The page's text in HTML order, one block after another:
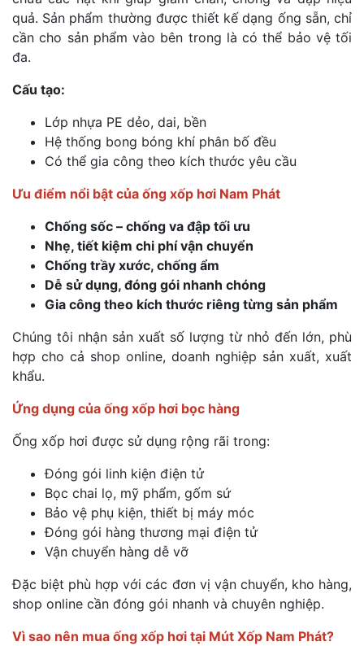
quả. Sản phẩm thường được thiết kế dạng ống sẵn, chỉ
cần cho sản phẩm vào bên trong là có thể bảo vệ tối
đa.
Cấu tạo:
Lớp nhựa PE dẻo, dai, bền
Hệ thống bong bóng khí phân bố đều
Có thể gia công theo kích thước yêu cầu
Ưu điểm nổi bật của ống xốp hơi Nam Phát
Chống sốc – chống va đập tối ưu
Nhẹ, tiết kiệm chi phí vận chuyển
Chống trầy xước, chống ẩm
Dễ sử dụng, đóng gói nhanh chóng
Gia công theo kích thước riêng từng sản phẩm
Chúng tôi nhận sản xuất số lượng từ nhỏ đến lớn, phù
hợp cho cả shop online, doanh nghiệp sản xuất, xuất
khẩu.
Ứng dụng của ống xốp hơi bọc hàng
Ống xốp hơi được sử dụng rộng rãi trong:
Đóng gói linh kiện điện tử
Bọc chai lọ, mỹ phẩm, gốm sứ
Bảo vệ phụ kiện, thiết bị máy móc
Đóng gói hàng thương mại điện tử
Vận chuyển hàng dễ vỡ
Đặc biệt phù hợp với các đơn vị vận chuyển, kho hàng,
shop online cần đóng gói nhanh và chuyên nghiệp.
Vì sao nên mua ống xốp hơi tại Mút Xốp Nam Phát?